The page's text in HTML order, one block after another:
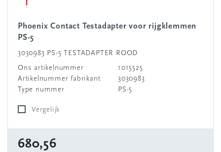
Phoenix Contact Testadapter voor rijgklemmen
PS-5
3030983 PS-5 TESTADAPTER ROOD
Ons artikelnummer
1015525
Artikelnummer fabrikant
3030983
Type nummer
PS-5
Vergelijk
680,56